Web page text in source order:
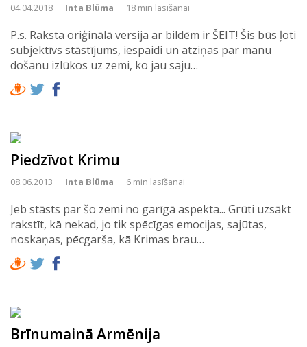
04.04.2018 Inta Blūma 18 min lasīšanai
P.s. Raksta oriģinālā versija ar bildēm ir ŠEIT! Šis būs ļoti
subjektīvs stāstījums, iespaidi un atziņas par manu
došanu izlūkos uz zemi, ko jau saju…
Piedzīvot Krimu
08.06.2013 Inta Blūma 6 min lasīšanai
Jeb stāsts par šo zemi no garīgā aspekta... Grūti uzsākt
rakstīt, kā nekad, jo tik spēcīgas emocijas, sajūtas,
noskaņas, pēcgarša, kā Krimas brau…
Brīnumainā Armēnija